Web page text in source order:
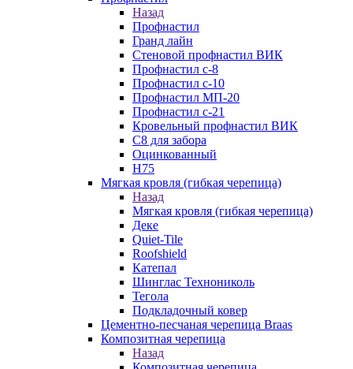
Назад
Профнастил
Гранд лайн
Стеновой профнастил ВИК
Профнастил с-8
Профнастил с-10
Профнастил МП-20
Профнастил с-21
Кровельный профнастил ВИК
С8 для забора
Оцинкованный
Н75
Мягкая кровля (гибкая черепица)
Назад
Мягкая кровля (гибкая черепица)
Деке
Quiet-Tile
Roofshield
Катепал
Шинглас Технониколь
Тегола
Подкладочный ковер
Цементно-песчаная черепица Braas
Композитная черепица
Назад